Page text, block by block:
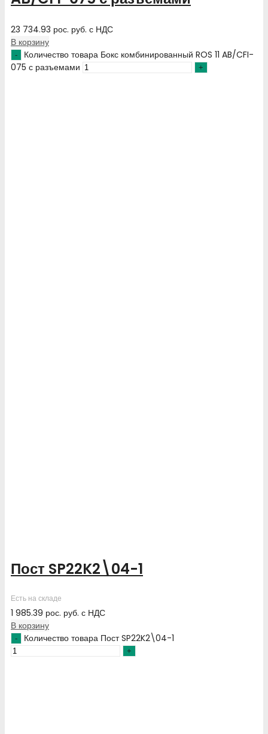
23 734.93 рос. руб. с НДС
В корзину
Количество товара Бокс комбинированный ROS 11 AB/CFI-
075 с разъемами
Пост SP22K2\04-1
Есть на складе
1 985.39 рос. руб. с НДС
В корзину
Количество товара Пост SP22K2\04-1